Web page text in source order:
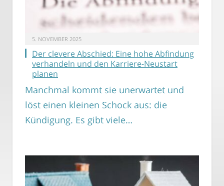
5. NOVEMBER 2025
Der clevere Abschied: Eine hohe Abfindung
verhandeln und den Karriere-Neustart
planen
Manchmal kommt sie unerwartet und
löst einen kleinen Schock aus: die
Kündigung. Es gibt viele…